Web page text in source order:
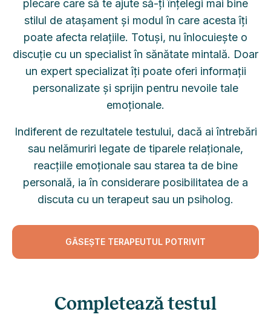
plecare care să te ajute să-ți înțelegi mai bine
stilul de atașament și modul în care acesta îți
poate afecta relațiile. Totuși, nu înlocuiește o
discuție cu un specialist în sănătate mintală. Doar
un expert specializat îți poate oferi informații
personalizate și sprijin pentru nevoile tale
emoționale.
Indiferent de rezultatele testului, dacă ai întrebări
sau nelămuriri legate de tiparele relaționale,
reacțiile emoționale sau starea ta de bine
personală, ia în considerare posibilitatea de a
discuta cu un terapeut sau un psiholog.
GĂSEȘTE TERAPEUTUL POTRIVIT
Completează testul